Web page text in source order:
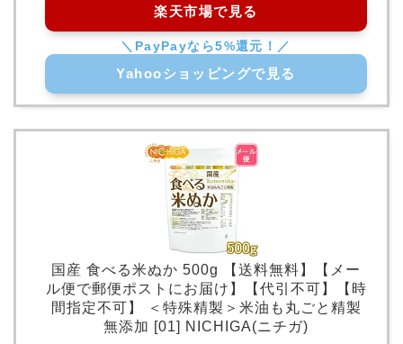
楽天市場で見る
Yahooショッピングで見る
国産 食べる米ぬか 500g 【送料無料】【メー
ル便で郵便ポストにお届け】【代引不可】【時
間指定不可】 ＜特殊精製＞米油も丸ごと精製
無添加 [01] NICHIGA(ニチガ)